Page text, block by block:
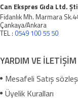
Can Ekspres Gıda Ltd.
Fidanlık Mh. Marmara
Çankaya/Ankara
TEL : 0549 100 55 50
YARDIM VE İLETİŞİM
Mesafeli Satış
Üyelik Kuralları